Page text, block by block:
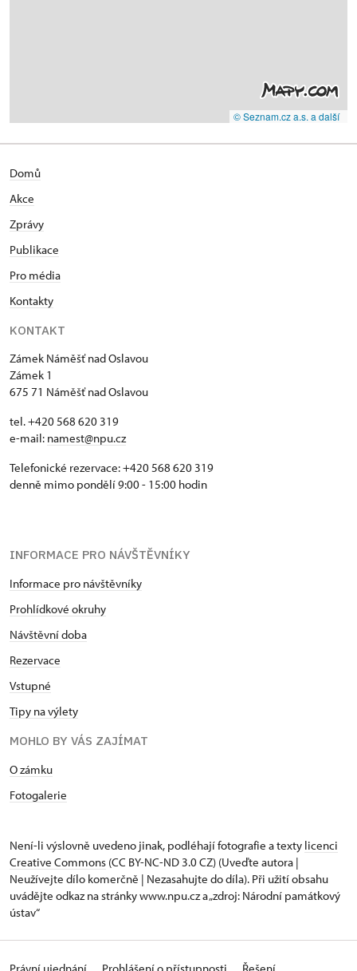
© Seznam.cz a.s. a další
Domů
Akce
Zprávy
Publikace
Pro média
Kontakty
KONTAKT
Zámek Náměšť nad Oslavou
Zámek 1
675 71 Náměšť nad Oslavou
tel. +420 568 620 319
e-mail: namest@npu.cz
Telefonické rezervace: +420 568 620 319
denně mimo pondělí 9:00 - 15:00 hodin
INFORMACE PRO NÁVŠTĚVNÍKY
Informace pro návštěvníky
Prohlídkové okruhy
Návštěvní doba
Rezervace
Vstupné
Tipy na výlety
MOHLO BY VÁS ZAJÍMAT
O zámku
Fotogalerie
Není-li výslovně uvedeno jinak, podléhají fotografie a texty licenci
Creative Commons (CC BY-NC-ND 3.0 CZ) (Uveďte autora |
Neužívejte dílo komerčně | Nezasahujte do díla). Při užití obsahu
uvádějte odkaz na stránky www.npu.cz a „zdroj: Národní památkový
ústav“